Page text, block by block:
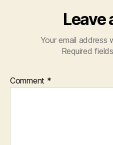
Leave
Your email address
Required
Comment *